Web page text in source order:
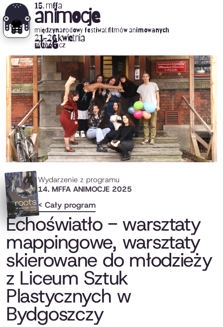
15. mffa
animocje
2026
międzynarodowy festiwal filmów animowanych
21-26 kwietnia
Bydgoszcz
Wydarzenie z programu
14. MFFA ANIMOCJE 2025
< Cały program
Echoświatło - warsztaty
mappingowe, warsztaty
skierowane do młodzieży
z Liceum Sztuk
Plastycznych w
Bydgoszczy